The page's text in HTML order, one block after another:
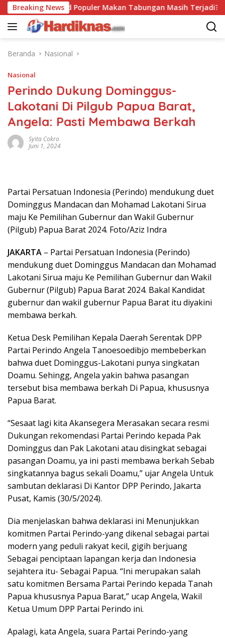
Langsung
ke
konten
Breaking News
Trend Populer Makan Tabungan Masih Terjadi?
Beranda Nasional
Nasional
Perindo Dukung Dominggus-
Lakotani Di Pilgub Papua Barat,
Angela: Pasti Membawa Berkah
Syita Cokro
Juni 1, 2024
Partai Persatuan Indonesia (Perindo) mendukung duet
Dominggus Mandacan dan Mohamad Lakotani Sirua
maju Ke Pemilihan Gubernur dan Wakil Gubernur
(Pilgub) Papua Barat 2024. Foto/Aziz Indra
JAKARTA – Partai Persatuan Indonesia (Perindo)
mendukung duet Dominggus Mandacan dan Mohamad
Lakotani Sirua maju Ke Pemilihan Gubernur dan Wakil
Gubernur (Pilgub) Papua Barat 2024. Bakal Kandidat
gubernur dan wakil gubernur Papua Barat itu diyakini
membawa berkah.
Ketua Desk Pemilihan Kepala Daerah Serentak DPP
Partai Perindo Angela Tanoesoedibjo membeberkan
bahwa duet Dominggus-Lakotani punya singkatan
Doamu. Sehingg, Angela yakin bahwa pasangan
tersebut bisa membawa berkah Di Papua, khususnya
Papua Barat.
“Sesaat lagi kita Akansegera Merasakan secara resmi
Dukungan rekomendasi Partai Perindo kepada Pak
Dominggus dan Pak Lakotani atau disingkat sebagai
pasangan Doamu, ya ini pasti membawa berkah Sebab
singkatannya bagus sekali Doamu,” ujar Angela Untuk
sambutan deklarasi Di Kantor DPP Perindo, Jakarta
Pusat, Kamis (30/5/2024).
Dia menjelaskan bahwa deklarasi ini Menunjukkan
komitmen Partai Perindo-yang dikenal sebagai partai
modern yang peduli rakyat kecil, gigih berjuang
Sebagai penciptaan lapangan kerja dan Indonesia
sejahtera itu- Sebagai Papua. “Ini merupakan salah
satu komitmen Bersama Partai Perindo kepada Tanah
Papua khususnya Papua Barat,” ucap Angela, Wakil
Ketua Umum DPP Partai Perindo ini.
Apalagi, kata Angela, suara Partai Perindo-yang